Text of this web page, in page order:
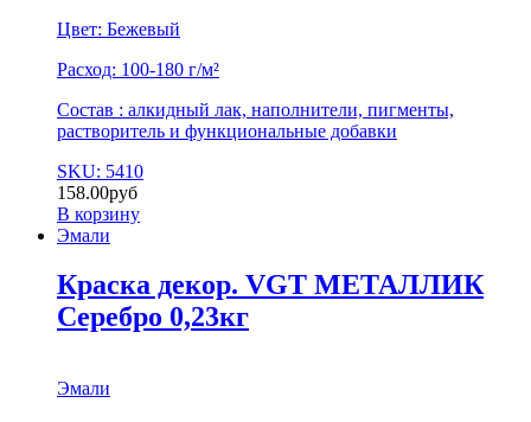
Цвет: Бежевый
Расход: 100-180 г/м²
Состав : алкидный лак, наполнители, пигменты,
растворитель и функциональные добавки
SKU: 5410
158.00руб
В корзину
Эмали
Краска декор. VGT МЕТАЛЛИК
Серебро 0,23кг
Эмали